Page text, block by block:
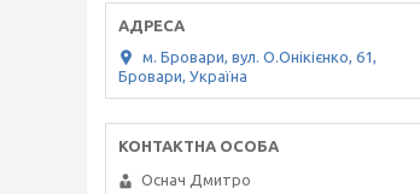
м. Бровари, вул. О.Онікієнко, 61,
Бровари, Україна
Оснач Дмитро